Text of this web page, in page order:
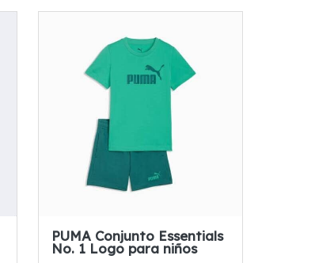
PUMA Conjunto Essentials
No. 1 Logo para niños